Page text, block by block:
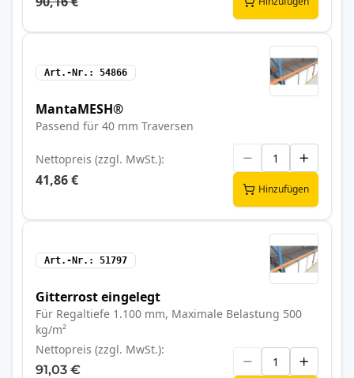
Art.-Nr. 54866
MantaMESH®
Passend für 40 mm Traversen
Nettopreis (zzgl. MwSt.)
41,86 €
Hinzufügen
Art.-Nr. 51797
Gitterrost eingelegt
Für Regaltiefe 1.100 mm, Maximale Belastung 500
kg/m²
Nettopreis (zzgl. MwSt.)
91,03 €